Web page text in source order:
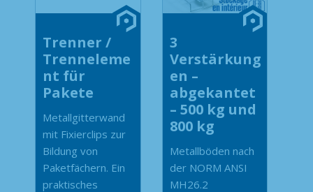
Trenner /
Trenneleme
nt für
Pakete
Metallgitterwand
mit Fixierclips zur
Bildung von
Paketfächern. Ein
praktisches
3
Verstärkung
en –
abgekantet
– 500 kg und
800 kg
Metallböden nach
der NORM ANSI
MH26.2